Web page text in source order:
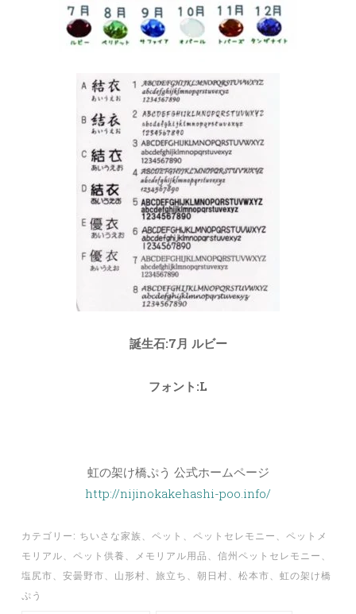
誕生石:7月 ルビー
フォント:L
虹の架け橋ぷう 公式ホームページ
http://nijinokakehashi-poo.info/
カテゴリー: ちいさな家族 ペット ペットセレモニー
ペットメ
モリアル
ペット供養 メモリアル用品 信州ペットセレモニー
塩尻市
安曇野市 山形村 旅立ち 朝日村 松本市
虹の架け橋
ぷう